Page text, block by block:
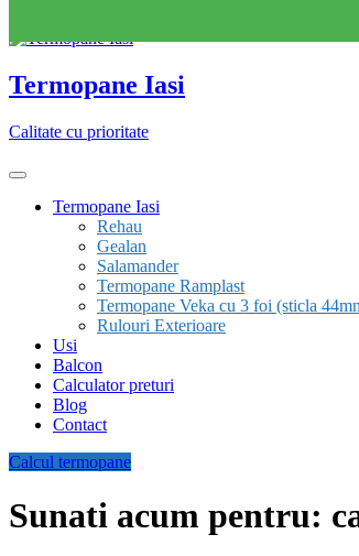
Termopane Iasi
Calitate cu prioritate
Termopane Iasi
Rehau
Gealan
Salamander
Termopane Ramplast
Termopane Veka cu 3 foi (sticla
Rulouri Exterioare
Usi
Balcon
Calculator preturi
Blog
Contact
Calcul termopane
Sunati acum pentru: